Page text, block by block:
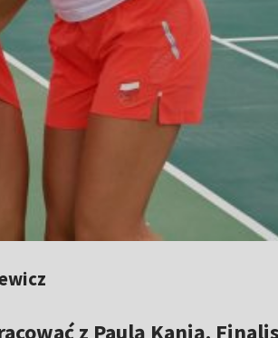
z Paulą Kanią.